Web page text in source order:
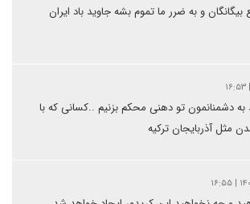
بیگانگان و به ضرر ما تموم بشه جاوید باد ایران
به دشمنانمون تو دهنی محکم بزنیم ..کسانی که با
مثل آذربایجان ترکیه